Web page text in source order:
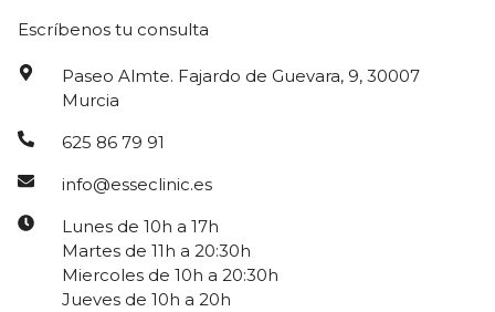
Escríbenos tu consulta
Paseo Almte. Fajardo de Guevara, 9, 30007
Murcia
625 86 79 91
info@esseclinic.es
Lunes de 10h a 17h
Martes de 11h a 20:30h
Miercoles de 10h a 20:30h
Jueves de 10h a 20h